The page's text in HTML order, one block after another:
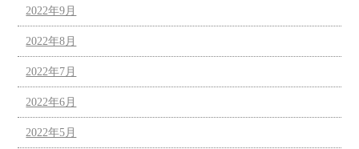
2022年9月
2022年8月
2022年7月
2022年6月
2022年5月